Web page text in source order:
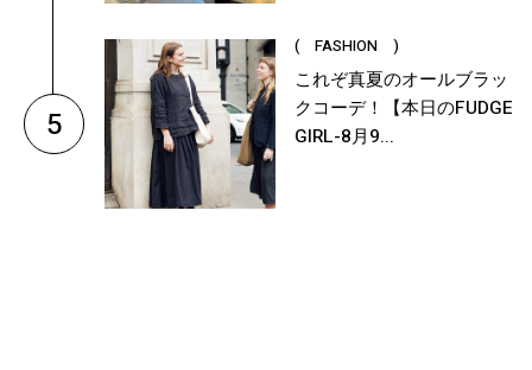
5
( FASHION )
これぞ真夏のオールブラッ
クコーデ！【本日のFUDGE
GIRL-8月9...